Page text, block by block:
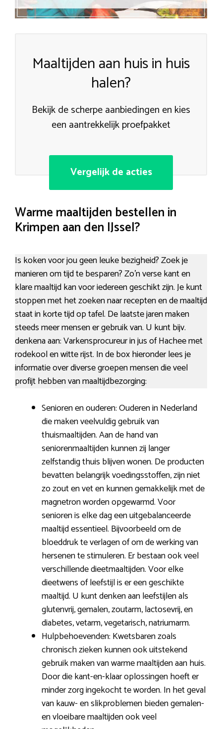
Maaltijden aan huis in huis
halen?
Bekijk de scherpe aanbiedingen en kies
een aantrekkelijk proefpakket
Vergelijk de acties
Warme maaltijden bestellen in
Krimpen aan den IJssel?
Is koken voor jou geen leuke bezigheid? Zoek je
manieren om tijd te besparen? Zo’n verse kant en
klare maaltijd kan voor iedereen geschikt zijn. Je kunt
stoppen met het zoeken naar recepten en de maaltijd
staat in korte tijd op tafel. De laatste jaren maken
steeds meer mensen er gebruik van. U kunt bijv.
denkena aan: Varkensprocureur in jus of Hachee met
rodekool en witte rijst. In de box hieronder lees je
informatie over diverse groepen mensen die veel
profijt hebben van maaltijdbezorging:
Senioren en ouderen: Ouderen in Nederland
die maken veelvuldig gebruik van
thuismaaltijden. Aan de hand van
seniorenmaaltijden kunnen zij langer
zelfstandig thuis blijven wonen. De producten
bevatten belangrijk voedingsstoffen, zijn niet
zo zout en vet en kunnen gemakkelijk met de
magnetron worden opgewarmd. Voor
senioren is elke dag een uitgebalanceerde
maaltijd essentieel. Bijvoorbeeld om de
bloeddruk te verlagen of om de werking van
hersenen te stimuleren. Er bestaan ook veel
verschillende dieetmaaltijden. Voor elke
dieetwens of leefstijl is er een geschikte
maaltijd. U kunt denken aan leefstijlen als
glutenvrij, gemalen, zoutarm, lactosevrij, en
diabetes, vetarm, vegetarisch, natriumarm.
Hulpbehoevenden: Kwetsbaren zoals
chronisch zieken kunnen ook uitstekend
gebruik maken van warme maaltijden aan huis.
Door die kant-en-klaar oplossingen hoeft er
minder zorg ingekocht te worden. In het geval
van kauw- en slikproblemen bieden gemalen-
en vloeibare maaltijden ook veel